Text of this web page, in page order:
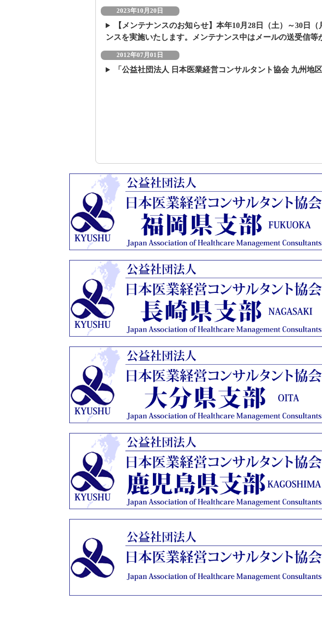
2023年10月20日
【メンテナンスのお知らせ】本年10月28日（土）～30日
ンスを実施いたします。メンテナンス中はメールの送受信
2012年07月01日
「公益社団法人 日本医業経営コンサルタント協会 九州地